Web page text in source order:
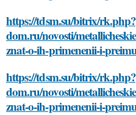
https://tdsm.su/bitrix/
dom.ru/novosti/
znat-o-ih-primenenii-i-
https://tdsm.su/bitrix/
dom.ru/novosti/
znat-o-ih-primenenii-i-